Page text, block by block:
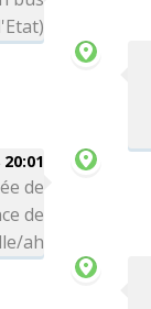
de
de
ah